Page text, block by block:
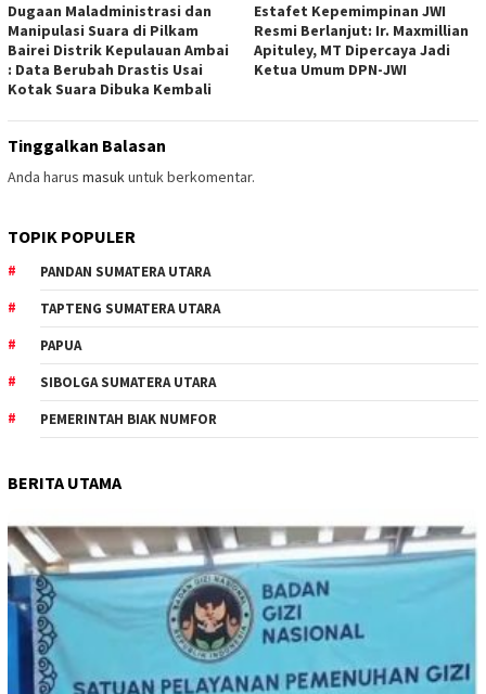
Dugaan Maladministrasi dan
Manipulasi Suara di Pilkam
Bairei Distrik Kepulauan Ambai
: Data Berubah Drastis Usai
Kotak Suara Dibuka Kembali
Estafet Kepemimpinan JWI
Resmi Berlanjut: Ir. Maxmillian
Apituley, MT Dipercaya Jadi
Ketua Umum DPN-JWI
Tinggalkan Balasan
Anda harus masukuntuk berkomentar.
TOPIK POPULER
PANDAN SUMATERA UTARA
TAPTENG SUMATERA UTARA
PAPUA
SIBOLGA SUMATERA UTARA
PEMERINTAH BIAK NUMFOR
BERITA UTAMA